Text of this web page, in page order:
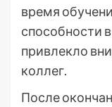
время
способности
привлекло
коллег.
После